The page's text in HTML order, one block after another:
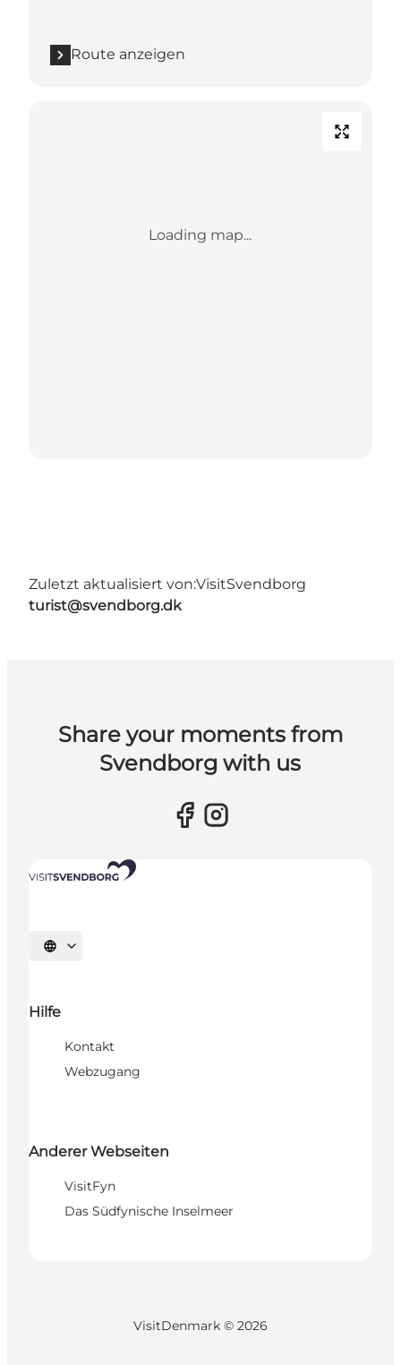
Route anzeigen
Loading map...
Zuletzt aktualisiert von:VisitSvendborg
turist@svendborg.dk
Share your moments from
Svendborg with us
Sprache auswählen
Hilfe
Kontakt
Webzugang
Anderer Webseiten
VisitFyn
Das Südfynische Inselmeer
VisitDenmark © 2026